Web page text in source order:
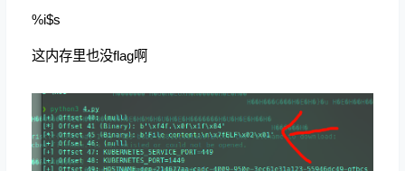
%i$s
这内存里也没flag啊